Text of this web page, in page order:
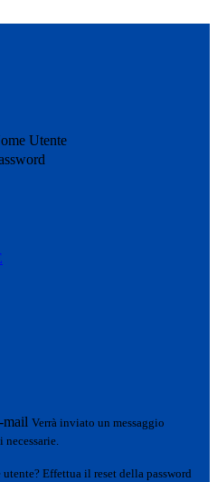
Utente
mail Verrà inviato un messaggio
Effettua il reset della password